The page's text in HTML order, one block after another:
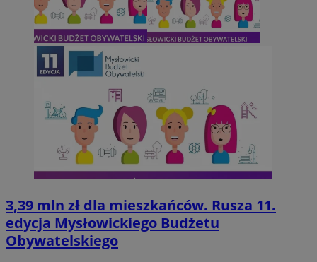
3,39 mln zł dla mieszkańców. Rusza 11.
edycja Mysłowickiego Budżetu
Obywatelskiego